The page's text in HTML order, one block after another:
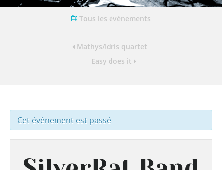
Tous les événements
Mathys/Idris quartet
Easy does it
Cet évènement est passé